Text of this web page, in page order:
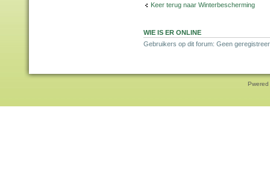
Keer terug naar Winterbescherming
WIE IS ER ONLINE
Gebruikers op dit forum: Geen